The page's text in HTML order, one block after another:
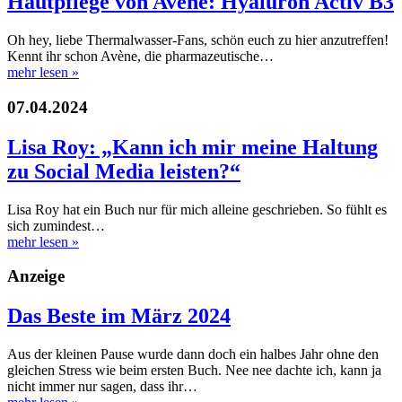
Oh hey, liebe Thermalwasser-Fans, schön euch zu hier anzutreffen!
Kennt ihr schon Avène, die pharmazeutische…
mehr lesen »
07.04.2024
Lisa Roy: „Kann ich mir meine Haltung
zu Social Media leisten?“
Lisa Roy hat ein Buch nur für mich alleine geschrieben. So fühlt es
sich zumindest…
mehr lesen »
Anzeige
Das Beste im März 2024
Aus der kleinen Pause wurde dann doch ein halbes Jahr ohne den
gleichen Stress wie beim ersten Buch. Nee nee dachte ich, kann ja
nicht immer nur sagen, dass ihr…